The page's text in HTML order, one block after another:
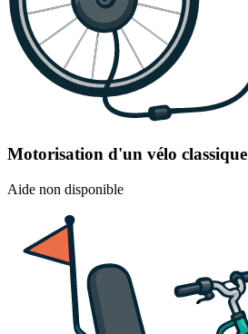
Motorisation d'un vélo classique
Aide non disponible